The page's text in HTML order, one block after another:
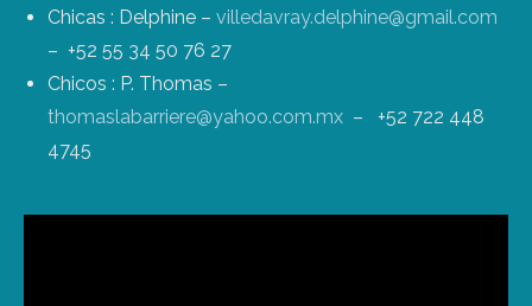
Chicas : Delphine – villedavray.delphine@gmail.com
– +52 55 34 50 76 27
Chicos : P. Thomas –
thomaslabarriere@yahoo.com.mx – +52 722 448
4745